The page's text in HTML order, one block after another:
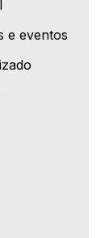
e eventos